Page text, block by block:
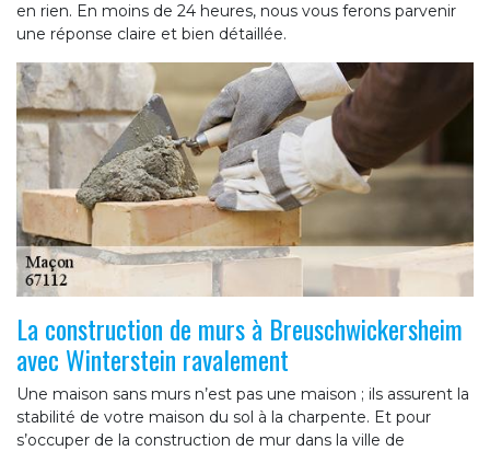
en rien. En moins de 24 heures, nous vous ferons parvenir
une réponse claire et bien détaillée.
La construction de murs à Breuschwickersheim
avec Winterstein ravalement
Une maison sans murs n’est pas une maison ; ils assurent la
stabilité de votre maison du sol à la charpente. Et pour
s’occuper de la construction de mur dans la ville de